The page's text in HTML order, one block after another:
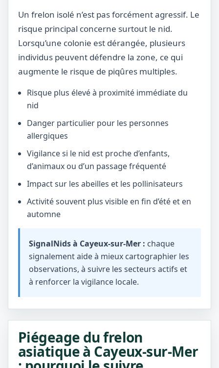
Un frelon isolé n’est pas forcément agressif. Le
risque principal concerne surtout le nid.
Lorsqu’une colonie est dérangée, plusieurs
individus peuvent défendre la zone, ce qui
augmente le risque de piqûres multiples.
Risque plus élevé à proximité immédiate du
nid
Danger particulier pour les personnes
allergiques
Vigilance si le nid est proche d’enfants,
d’animaux ou d’un passage fréquenté
Impact sur les abeilles et les pollinisateurs
Activité souvent plus visible en fin d’été et en
automne
SignalNids à Cayeux-sur-Mer : chaque
signalement aide à mieux cartographier les
observations, à suivre les secteurs actifs et
à renforcer la vigilance locale.
Piégeage du frelon
asiatique à Cayeux-sur-Mer